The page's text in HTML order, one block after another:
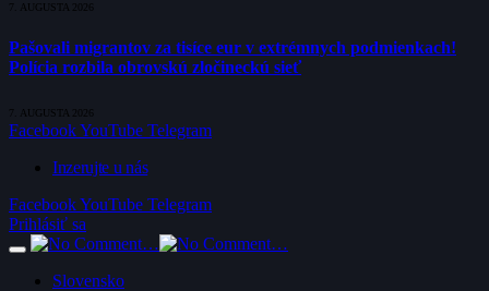
7. AUGUSTA 2026
Pašovali migrantov za tisíce eur v extrémnych podmienkach!
Polícia rozbila obrovskú zločineckú sieť
7. AUGUSTA 2026
FacebookYouTube Telegram
Inzerujte u nás
FacebookYouTube Telegram
Prihlásiť sa
Slovensko